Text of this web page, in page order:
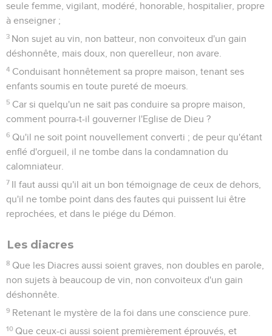
seule femme, vigilant, modéré, honorable, hospitalier, propre
à enseigner ;
3 Non sujet au vin, non batteur, non convoiteux d'un gain
déshonnête, mais doux, non querelleur, non avare.
4 Conduisant honnêtement sa propre maison, tenant ses
enfants soumis en toute pureté de moeurs.
5 Car si quelqu'un ne sait pas conduire sa propre maison,
comment pourra-t-il gouverner l'Eglise de Dieu ?
6 Qu'il ne soit point nouvellement converti ; de peur qu'étant
enflé d'orgueil, il ne tombe dans la condamnation du
calomniateur.
7 Il faut aussi qu'il ait un bon témoignage de ceux de dehors,
qu'il ne tombe point dans des fautes qui puissent lui être
reprochées, et dans le piége du Démon.
Les diacres
8 Que les Diacres aussi soient graves, non doubles en parole,
non sujets à beaucoup de vin, non convoiteux d'un gain
déshonnête.
9 Retenant le mystère de la foi dans une conscience pure.
10 Que ceux-ci aussi soient premièrement éprouvés, et